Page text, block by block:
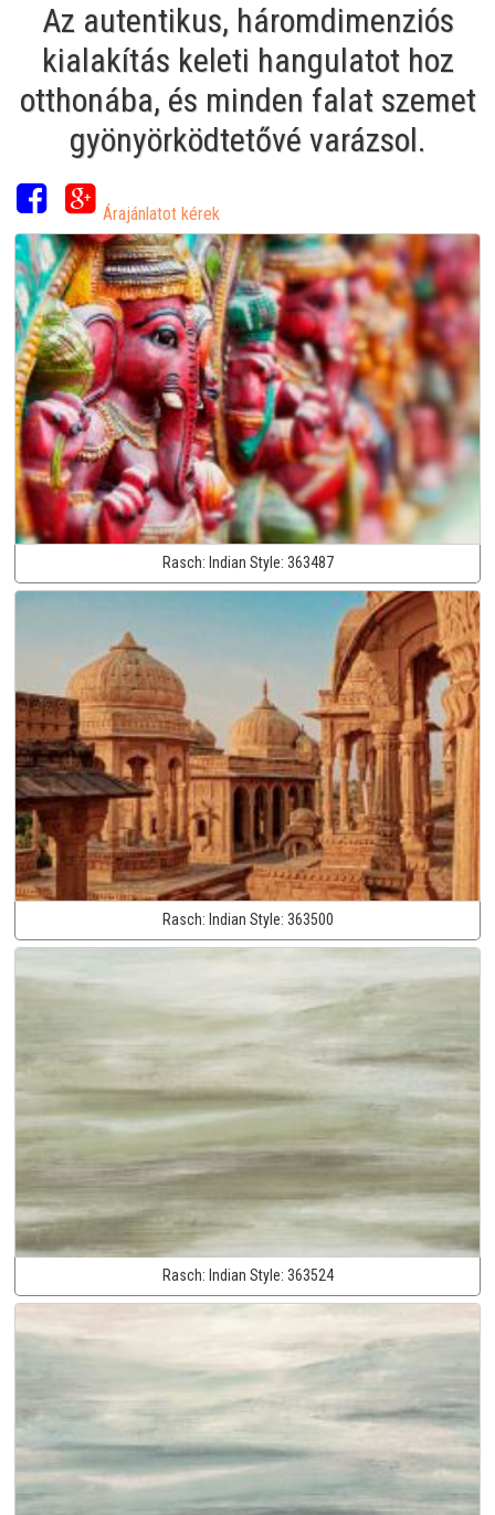
Az autentikus, háromdimenziós
kialakítás keleti hangulatot hoz
otthonába, és minden falat szemet
gyönyörködtetővé varázsol.
Árajánlatot kérek
Rasch: Indian Style: 363487
Rasch: Indian Style: 363500
Rasch: Indian Style: 363524